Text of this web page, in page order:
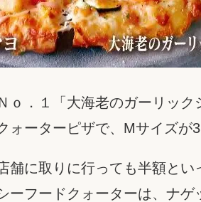
ｏ．１「大海老のガーリッ
ォーターピザで、Mサイズが
舗に取りに行っても半額と
ーフードクォーターは、ナ